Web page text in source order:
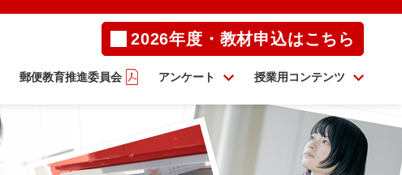
2026年度・教材申込はこちら
郵便教育推進委員会 アンケート 授業用コンテンツ